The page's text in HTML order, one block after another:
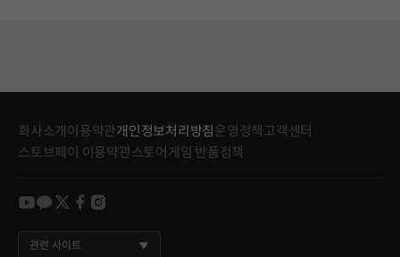
회사소개 이용약관개인정보처리방침 운영정책고객센터
스토브페이 이용약관스토어게임 반품정책
youtube
kakao
twitter
facebook
instagram
관련 사이트